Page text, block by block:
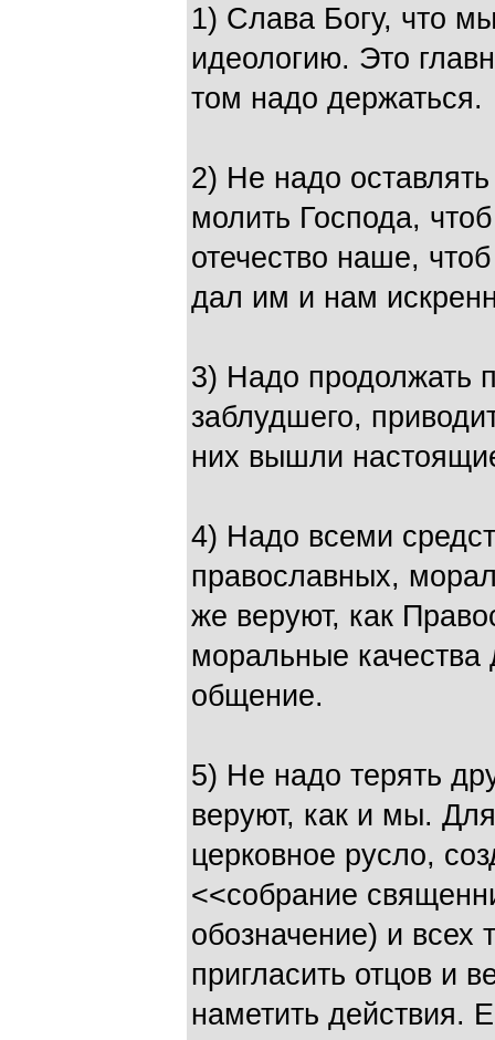
1) Слава Богу, что
идеологию. Это
том надо держаться.
2) Не надо
молить Господа,
отечество наше,
дал им и нам
3) Надо продолжать
заблудшего,
них вышли
4) Надо всеми
православных,
же веруют, как
моральные
общение.
5) Не надо терять
веруют, как и мы.
церковное русло,
<<собрание
обозначение) и всех
пригласить отцов и
наметить действия.